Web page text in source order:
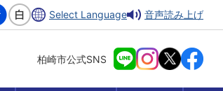
Select Language 音声読み上げ
柏崎市公式SNS